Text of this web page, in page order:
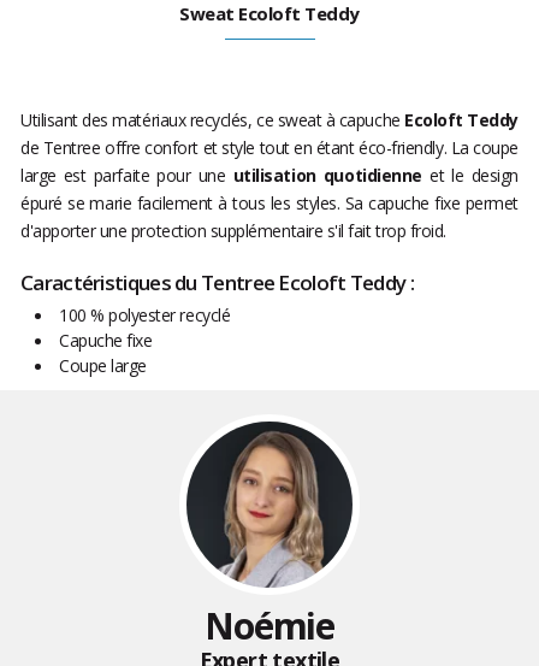
Sweat Ecoloft Teddy
Utilisant des matériaux recyclés, ce sweat à capuche Ecoloft Teddy
de Tentree offre confort et style tout en étant éco-friendly. La coupe
large est parfaite pour une utilisation quotidienne et le design
épuré se marie facilement à tous les styles. Sa capuche fixe permet
d'apporter une protection supplémentaire s'il fait trop froid.
Caractéristiques du Tentree Ecoloft Teddy :
100 % polyester recyclé
Capuche fixe
Coupe large
Noémie